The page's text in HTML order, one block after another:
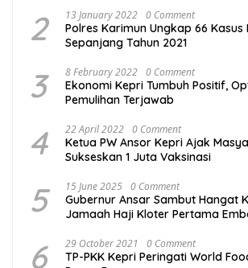
2 13 January 2022 0 Comment
Polres Karimun Ungkap 66
Sepanjang Tahun 2021
3 8 February 2022 0 Comment
Ekonomi Kepri Tumbuh Positif,
Pemulihan Terjawab
4 22 April 2022 0 Comment
Ketua PW Ansor Kepri Ajak
Sukseskan 1 Juta Vaksinasi
5 15 June 2025 0 Comment
Gubernur Ansar Sambut Hangat
Jamaah Haji Kloter Pertama
6 29 October 2021 0 Comment
TP-PKK Kepri Peringati World